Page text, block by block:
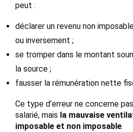
peut :
déclarer un revenu non
ou inversement ;
se tromper dans le montant
la source ;
fausser la rémunération nette
Ce type d’erreur ne concerne
salarié, mais la mauvaise
imposable et non imposable.